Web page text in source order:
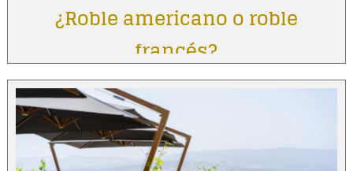
¿Roble americano o roble
francés?